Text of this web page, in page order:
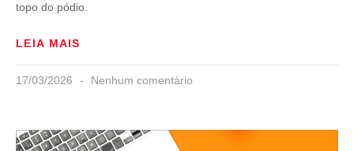
topo do pódio.
LEIA MAIS
17/03/2026 Nenhum comentário